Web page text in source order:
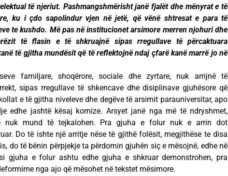
të njeriut. Pashmangshmërisht janë fjalët dhe mënyrat e të
ku i çdo sapolindur vjen në jetë, që vënë shtresat e para të
te kushdo. Më pas në institucionet arsimore merren njohuri dhe
të flasin e të shkruajnë sipas rregullave të përcaktuara
të gjitha mundësit që të reflektojnë ndaj çfarë kanë marrë jo në
familjare, shoqërore, sociale dhe zyrtare, nuk arrijnë të
sipas rregullave të shkencave dhe disiplinave gjuhësore që
e të gjitha niveleve dhe degëve të arsimit parauniversitar, apo
edhe jashtë kësaj kornize. Arsyet janë nga më të ndryshmet,
nuk mund të tejkalohen. Pra gjuha e folur nuk e arrin dot
Do të ishte një arritje nëse të gjithë folësit, megjithëse te disa
do të bënin përpjekje ta përdornin gjuhën siç e mësojnë, edhe në
gjuha e folur ashtu edhe gjuha e shkruar demonstrohen, pra
nga ajo që mësohet në tekstet mësimore.